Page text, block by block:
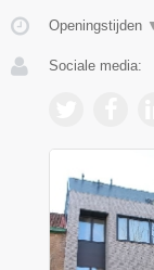
Openingstijden
Sociale media: